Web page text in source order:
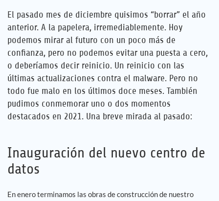
Contáctenos
ES
El pasado mes de diciembre quisimos “borrar” el año
anterior. A la papelera, irremediablemente. Hoy
podemos mirar al futuro con un poco más de
confianza, pero no podemos evitar una puesta a cero,
o deberíamos decir reinicio. Un reinicio con las
últimas actualizaciones contra el malware. Pero no
todo fue malo en los últimos doce meses. También
pudimos conmemorar uno o dos momentos
destacados en 2021. Una breve mirada al pasado:
Inauguración del nuevo centro de
datos
En enero terminamos las obras de construcción de nuestro